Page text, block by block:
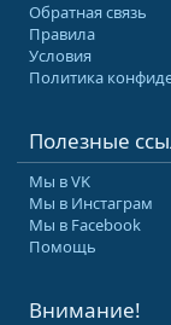
Обратная связь
Правила
Условия
Политика
Полезные
Мы в VK
Мы в Инстаграм
Мы в Facebook
Помощь
Внимание!